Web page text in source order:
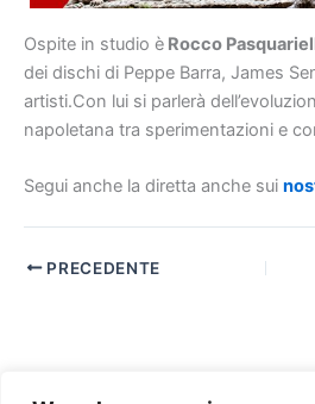
Ospite in studio è Rocco
dei dischi di Peppe Barra, James
artisti.Con lui si parlerà
napoletana tra sperimentazioni e
Segui anche la diretta anche sui
PRECEDENTE